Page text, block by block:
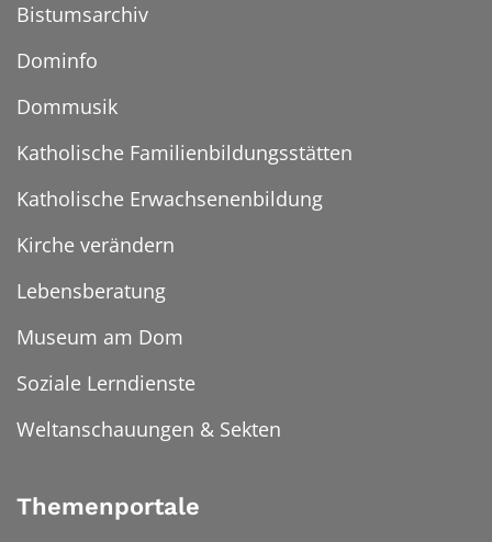
Bistumsarchiv
Dominfo
Dommusik
Katholische Familienbildungsstätten
Katholische Erwachsenenbildung
Kirche verändern
Lebensberatung
Museum am Dom
Soziale Lerndienste
Weltanschauungen & Sekten
Themenportale